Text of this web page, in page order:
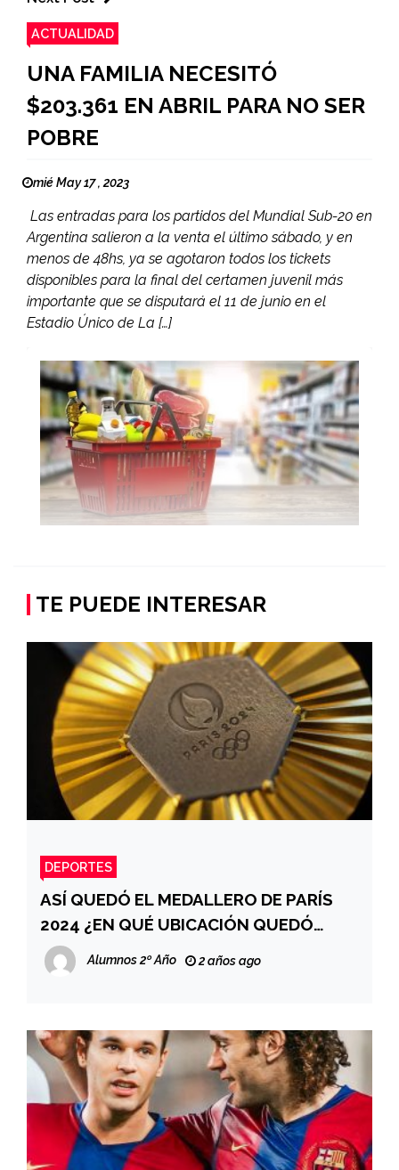
ACTUALIDAD
UNA FAMILIA NECESITÓ
$203.361 EN ABRIL PARA NO SER
POBRE
mié May 17 , 2023
Las entradas para los partidos del Mundial Sub-20 en
Argentina salieron a la venta el último sábado, y en
menos de 48hs, ya se agotaron todos los tickets
disponibles para la final del certamen juvenil más
importante que se disputará el 11 de junio en el
Estadio Único de La […]
TE PUEDE INTERESAR
DEPORTES
ASÍ QUEDÓ EL MEDALLERO DE PARÍS
2024 ¿EN QUÉ UBICACIÓN QUEDÓ
ARGENTINA?
Alumnos 2º Año 2 años ago